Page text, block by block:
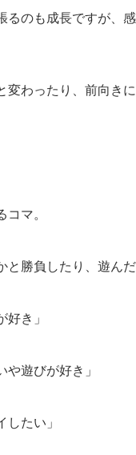
るのも成長ですが、
変わったり、前向き
マ。
と勝負したり、遊んだ
好き」
や遊びが好き」
したい」